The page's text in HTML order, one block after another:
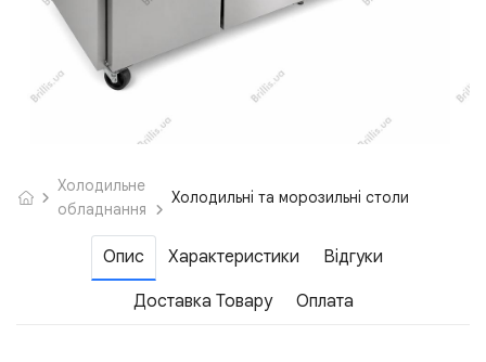
Холодильне
обладнання
Холодильні та морозильні столи
Опис Характеристики Відгуки
Доставка Товару Оплата